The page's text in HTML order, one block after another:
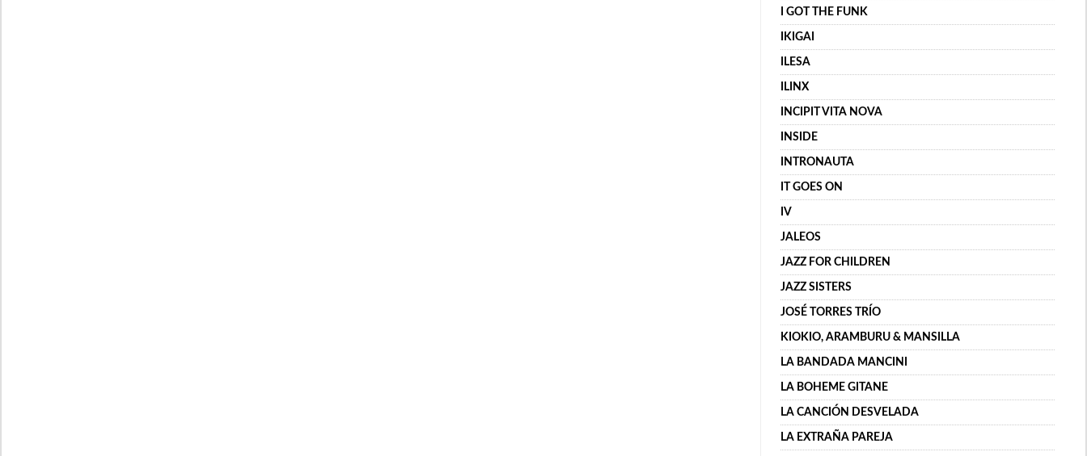
I GOT THE FUNK
IKIGAI
ILESA
ILINX
INCIPIT VITA NOVA
INSIDE
INTRONAUTA
IT GOES ON
IV
JALEOS
JAZZ FOR CHILDREN
JAZZ SISTERS
JOSÉ TORRES TRÍO
KIOKIO, ARAMBURU & MANSILLA
LA BANDADA MANCINI
LA BOHEME GITANE
LA CANCIÓN DESVELADA
LA EXTRAÑA PAREJA